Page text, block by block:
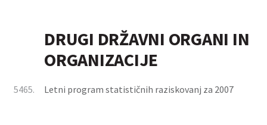
DRUGI DRŽAVNI ORGANI IN
ORGANIZACIJE
5465. Letni program statističnih raziskovanj za 2007